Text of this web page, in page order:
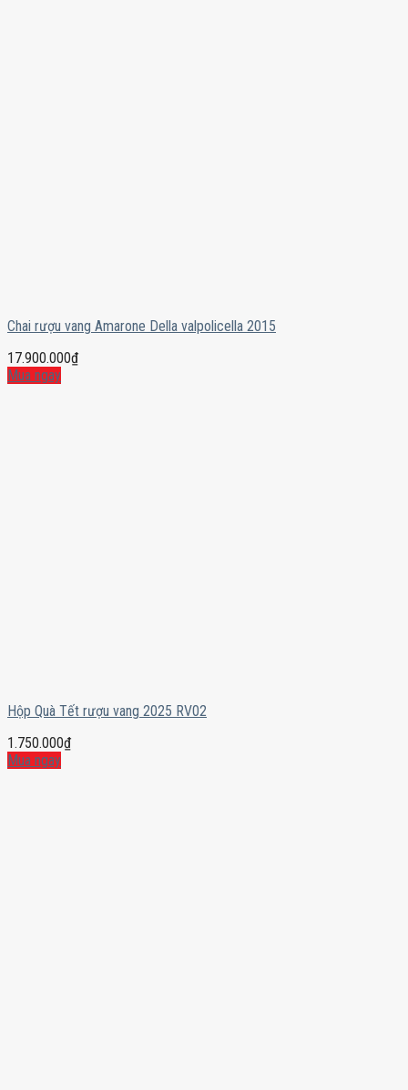
Chai rượu vang Amarone Della valpolicella 2015
17.900.000₫
Mua ngay
Hộp Quà Tết rượu vang 2025 RV02
1.750.000₫
Mua ngay